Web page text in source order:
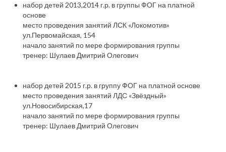
набор детей 2013,2014 г.р. в группы ФОГ на платной
основе
место проведения занятий ЛСК «Локомотив»
ул.Первомайская, 154
начало занятий по мере формирования группы
тренер: Шулаев Дмитрий Олегович
набор детей 2015 г.р. в группу ФОГ на платной основе
место проведения занятий ЛДС «Звёздный»
ул.Новосибирская,17
начало занятий по мере формирования группы
тренер: Шулаев Дмитрий Олегович